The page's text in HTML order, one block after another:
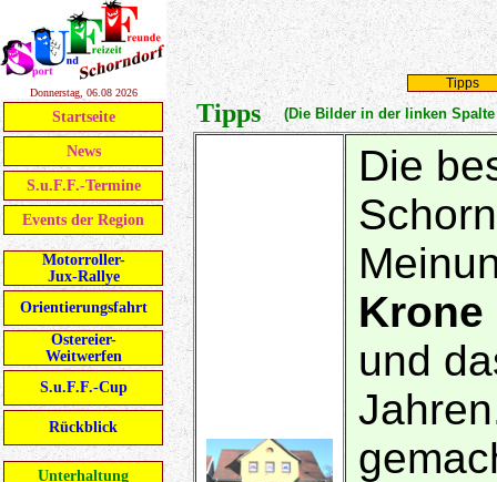
Donnerstag, 06.08 2026
Startseite
News
S.u.F.F.-Termine
Events der Region
Motorroller-
Jux-Rallye
Orientierungsfahrt
Ostereier-
Weitwerfen
S.u.F.F.-Cup
Rückblick
Unterhaltung
Tipps
Tipps (Die Bilder in der linken
Die
Krone
und